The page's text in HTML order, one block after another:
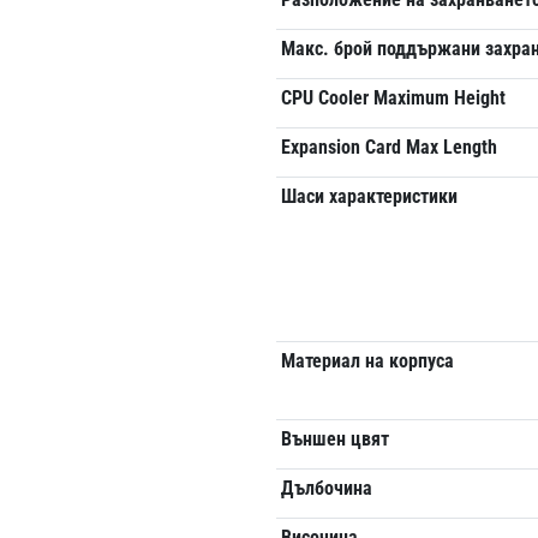
Макс. брой поддържани
CPU Cooler Maximum Height
Expansion Card Max Length
Шаси характеристики
Материал на корпуса
Външен цвят
Дълбочина